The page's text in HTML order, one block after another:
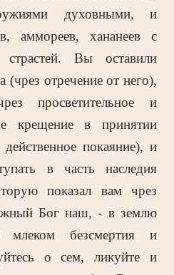
духовными, и
аммореев, хананеев с
Вы оставили
(чрез отречение от него),
просветительное и
крещение в принятии
покаяние), и
в часть наследия
показал вам чрез
Бог наш, - в землю
безсмертия и
о сем, ликуйте и